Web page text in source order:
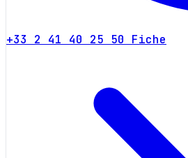
+33 2 41 40 25 50 Fiche